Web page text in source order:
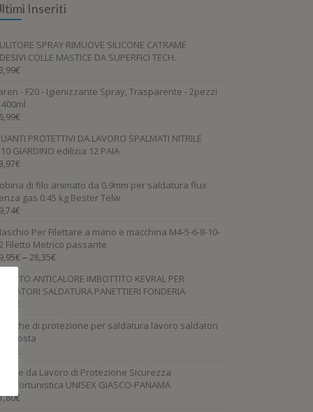
Inseriti
SPRAY RIMUOVE SILICONE CATRAME
COLLE MASTICE DA SUPERFICI TECH.
€
- F20 - Igienizzante Spray, Trasparente - 2pezzi
€
PROTETTIVI DA LAVORO SPALMATI NITRILE
GIARDINO edilizia 12 PAIA
€
di filo animato da 0.9mm per saldatura flux
gas 0.45 kg Bester Telw
€
Per Filettare a mano e macchina M4-5-6-8-10-
Filetto Metrico passante
€ – 28,35€
GUANTO ANTICALORE IMBOTTITO KEVRAL PER
SALDATORI SALDATURA PANETTIERI FONDERIA
€
Maniche di protezione per saldatura lavoro saldatori
DPI crosta
€
Scarpe da Lavoro di Protezione Sicurezza
Antinfortunistica UNISEX GIASCO-PANAMA
€